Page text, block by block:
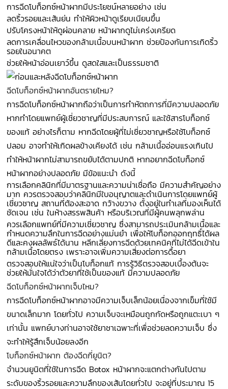
การฉีดโบท็อกซ์หน้าผากมีประโยชน์หลายอย่าง เช่น
ลดริ้วรอยและเส้นย่น ทำให้ผิวหน้าดูเรียบเนียนขึ้น
ปรับโครงหน้าให้ดูผ่อนคลาย หน้าผากดูไม่เคร่งเครียด
ลดการเคลื่อนไหวของกล้ามเนื้อบนหน้าผาก ช่วยป้องกันการเกิดริ้ว
รอยในอนาคต
ช่วยให้หน้าอ่อนเยาว์ขึ้น ดูสดใสและเป็นธรรมชาติ
ฉีดโบท็อกซ์หน้าผากอันตรายไหม?
การฉีดโบท็อกซ์หน้าผากถือว่าเป็นการทำหัตถการที่มีความปลอดภัย
หากทำโดยแพทย์ผู้เชี่ยวชาญที่มีประสบการณ์ และใช้สารโบท็อกซ์
ของแท้ อย่างไรก็ตาม หากฉีดโดยผู้ที่ไม่เชี่ยวชาญหรือใช้โบท็อกซ์
ปลอม อาจทำให้เกิดผลข้างเคียงได้ เช่น กล้ามเนื้ออ่อนแรงเกินไป
ทำให้หน้าผากไม่สามารถขยับได้ตามปกติ หากอยากฉีดโบท็อกซ์
หน้าผากอย่างปลอดภัย มีข้อแนะนำ ดังนี้
การเลือกคลินิกที่มีมาตรฐานและความน่าเชื่อถือ มีความสำคัญอย่าง
มาก ควรตรวจสอบว่าคลินิกมีใบอนุญาตและดำเนินการโดยแพทย์ผู้
เชี่ยวชาญ สถานที่ต้องสะอาด กว้างขวาง ตั้งอยู่ในทำเลที่มองเห็นได้
ชัดเจน เช่น ในห้างสรรพสินค้า หรือบริเวณที่มีผู้คนพลุกพล่าน
ควรเลือกแพทย์ที่มีความเชี่ยวชาญ ซึ่งสามารถประเมินกล้ามเนื้อและ
กำหนดความลึกในการฉีดอย่างแม่นยำ เพื่อให้โบท็อกออกฤทธิ์ได้ผล
ดีและคงผลลัพธ์ได้นาน หลีกเลี่ยงการฉีดด้วยเทคนิคที่ไม่ได้ฉีดเข้าใน
กล้ามเนื้อโดยตรง เพราะอาจเพิ่มความเสี่ยงต่อการดื้อยา
ตรวจสอบให้แน่ใจว่าเป็นโบท็อกแท้ การรู้วิธีตรวจสอบเบื้องต้นจะ
ช่วยให้มั่นใจได้ว่าตัวยาที่ใช้เป็นของแท้ มีความปลอดภัย
ฉีดโบท็อกซ์หน้าผากเจ็บไหม?
การฉีดโบท็อกซ์หน้าผากอาจมีความเจ็บเล็กน้อยเนื่องจากเข็มที่ใช้มี
ขนาดเล็กมาก โดยทั่วไป ความเจ็บจะเหมือนถูกกัดหรือถูกแตะเบา ๆ
เท่านั้น แพทย์บางท่านอาจใช้ยาชาเฉพาะที่เพื่อช่วยลดความเจ็บ ซึ่ง
จะทำให้รู้สึกเจ็บน้อยลงอีก
โบท็อกซ์หน้าผาก ต้องฉีดกี่ยูนิต?
จำนวนยูนิตที่ใช้ในการฉีด Botox หน้าผากจะแตกต่างกันไปตาม
ระดับของริ้วรอยและความลึกของเส้นโดยทั่วไป จะอยู่ที่ประมาณ 15